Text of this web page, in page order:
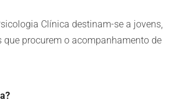
Clínica destinam-se a jovens,
que procurem o acompanhamento de